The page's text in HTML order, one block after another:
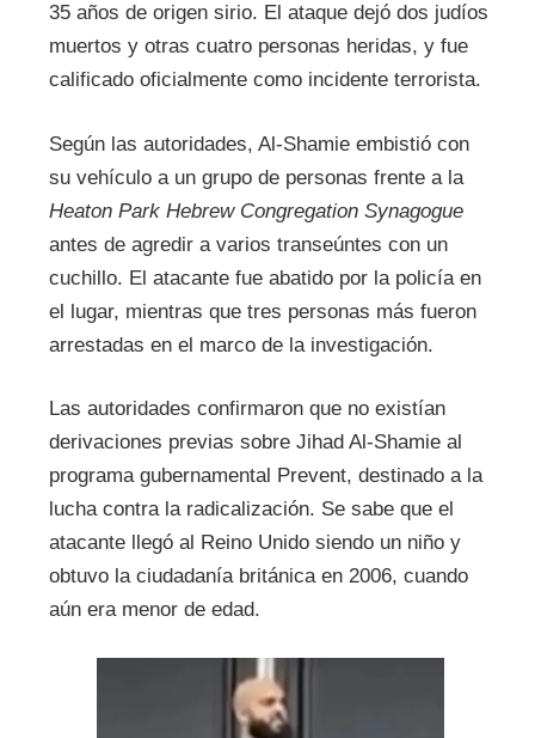
35 años de origen sirio. El ataque dejó dos judíos
muertos y otras cuatro personas heridas, y fue
calificado oficialmente como incidente terrorista.
Según las autoridades, Al-Shamie embistió con
su vehículo a un grupo de personas frente a la
Heaton Park Hebrew Congregation Synagogue
antes de agredir a varios transeúntes con un
cuchillo. El atacante fue abatido por la policía en
el lugar, mientras que tres personas más fueron
arrestadas en el marco de la investigación.
Las autoridades confirmaron que no existían
derivaciones previas sobre Jihad Al-Shamie al
programa gubernamental Prevent, destinado a la
lucha contra la radicalización. Se sabe que el
atacante llegó al Reino Unido siendo un niño y
obtuvo la ciudadanía británica en 2006, cuando
aún era menor de edad.